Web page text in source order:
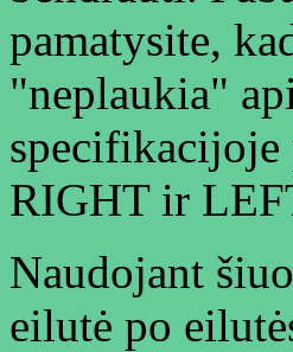
pamatysite,
"neplaukia"
RIGHT ir
Naudojant
eilutė po